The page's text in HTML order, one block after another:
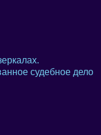
судебное дело